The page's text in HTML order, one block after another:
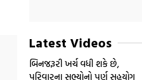
Latest Videos
બિનજરૂરી ખર્ચ વધી શકે છે,
પરિવારના સભ્યોનો પૂર્ણ સહયોગ